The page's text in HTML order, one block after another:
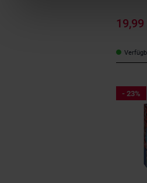
19,99
- 23%